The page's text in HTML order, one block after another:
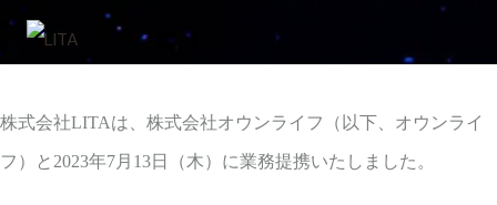
株式会社LITAは、株式会社オウンライフ（以下、オウンライ
フ）と2023年7月13日（木）に業務提携いたしました。